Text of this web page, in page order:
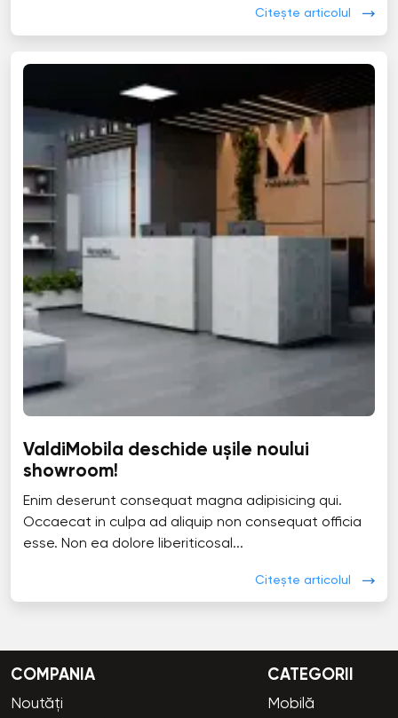
Citește articolul
ValdiMobila deschide ușile noului
showroom!
Enim deserunt consequat magna adipisicing qui.
Occaecat in culpa ad aliquip non consequat officia
esse. Non ea dolore liberiticosal...
Citește articolul
COMPANIA
Noutăți
CATEGORII
Mobilă